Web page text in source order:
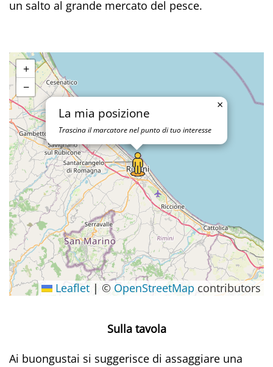
un salto al grande mercato del pesce.
La mia posizione
Trascina il marcatore nel punto di tuo interesse
×
+
−
Leaflet | © OpenStreetMap contributors
Sulla tavola
Ai buongustai si suggerisce di assaggiare una